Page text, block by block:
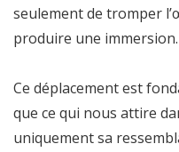
seulement de tromper
produire une immersion.
Ce déplacement est
que ce qui nous attire
uniquement sa